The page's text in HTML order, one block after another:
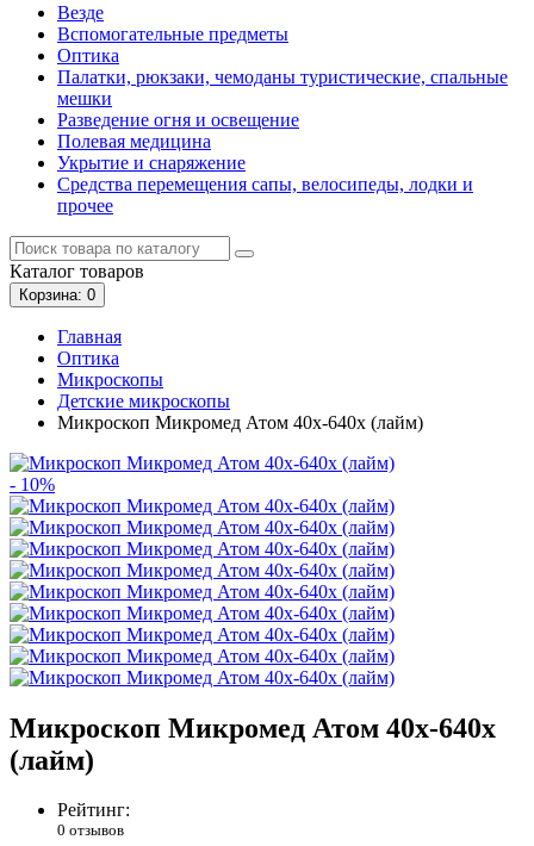
Везде
Вспомогательные предметы
Оптика
Палатки, рюкзаки, чемоданы туристические, спальные
мешки
Разведение огня и освещение
Полевая медицина
Укрытие и снаряжение
Средства перемещения сапы, велосипеды, лодки и
прочее
Каталог товаров
Корзина: 0
Главная
Оптика
Микроскопы
Детские микроскопы
Микроскоп Микромед Атом 40x-640x (лайм)
- 10%
Микроскоп Микромед Атом 40x-640x
(лайм)
Рейтинг:
0 отзывов